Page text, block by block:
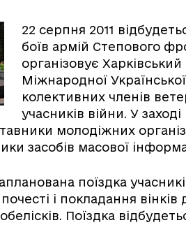
22 серпня 2011
боїв армій Степового
організовує
Міжнародної
колективних членів
учасників війни. У
молодіжних
засобів масової
поїздка
і покладання
Поїздка